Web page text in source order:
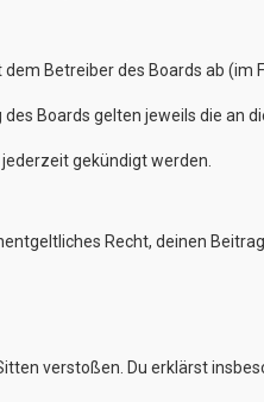
Betreiber des Boards ab (im
Boards gelten jeweils die an
gekündigt werden.
Recht, deinen
verstoßen. Du erklärst